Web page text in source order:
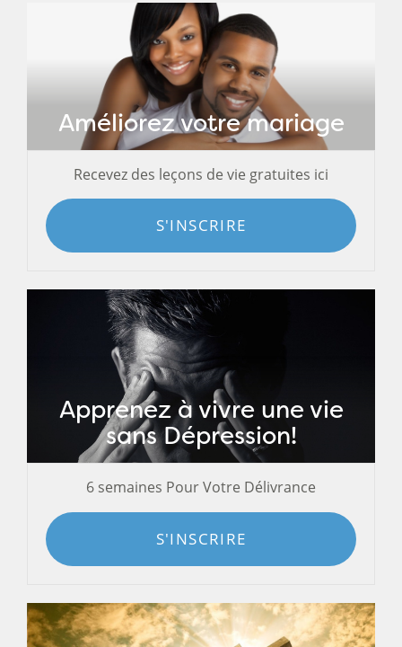
Améliorez votre mariage
Recevez des leçons de vie gratuites ici
S'INSCRIRE
Apprenez à vivre une vie
sans Dépression!
6 semaines Pour Votre Délivrance
S'INSCRIRE